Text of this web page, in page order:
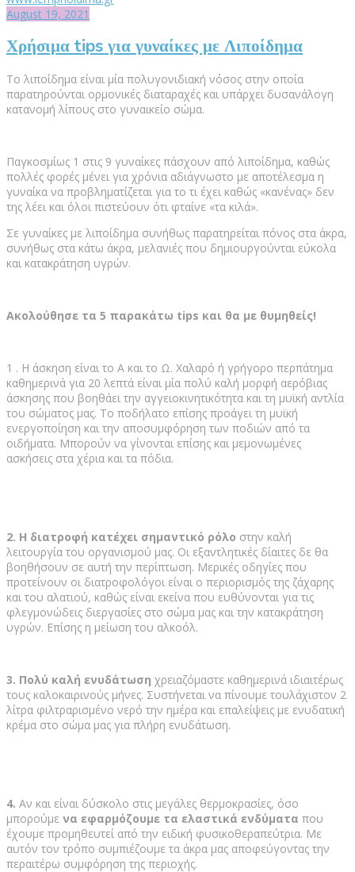
August 19, 2021
Χρήσιμα tips για γυναίκες με Λιποίδημα
Το λιποίδημα είναι μία πολυγονιδιακή νόσος στην οποία
παρατηρούνται ορμονικές διαταραχές και υπάρχει δυσανάλογη
κατανομή λίπους στο γυναικείο σώμα.
Παγκοσμίως 1 στις 9 γυναίκες πάσχουν από λιποίδημα, καθώς
πολλές φορές μένει για χρόνια αδιάγνωστο με αποτέλεσμα η
γυναίκα να προβληματίζεται για το τι έχει καθώς «κανένας» δεν
της λέει και όλοι πιστεύουν ότι φταίνε «τα κιλά».
Σε γυναίκες με λιποίδημα συνήθως παρατηρείται πόνος στα άκρα,
συνήθως στα κάτω άκρα, μελανιές που δημιουργούνται εύκολα
και κατακράτηση υγρών.
Ακολούθησε τα 5 παρακάτω tips και θα με θυμηθείς!
1 . Η άσκηση είναι το Α και το Ω. Χαλαρό ή γρήγορο περπάτημα
καθημερινά για 20 λεπτά είναι μία πολύ καλή μορφή αερόβιας
άσκησης που βοηθάει την αγγειοκινητικότητα και τη μυϊκή αντλία
του σώματος μας. Το ποδήλατο επίσης προάγει τη μυϊκή
ενεργοποίηση και την αποσυμφόρηση των ποδιών από τα
οιδήματα. Μπορούν να γίνονται επίσης και μεμονωμένες
ασκήσεις στα χέρια και τα πόδια.
2. Η διατροφή κατέχει σημαντικό ρόλο στην καλή
λειτουργία του οργανισμού μας. Οι εξαντλητικές δίαιτες δε θα
βοηθήσουν σε αυτή την περίπτωση. Μερικές οδηγίες που
προτείνουν οι διατροφολόγοι είναι ο περιορισμός της ζάχαρης
και του αλατιού, καθώς είναι εκείνα που ευθύνονται για τις
φλεγμονώδεις διεργασίες στο σώμα μας και την κατακράτηση
υγρών. Επίσης η μείωση του αλκοόλ.
3. Πολύ καλή ενυδάτωση χρειαζόμαστε καθημερινά ιδιαιτέρως
τους καλοκαιρινούς μήνες. Συστήνεται να πίνουμε τουλάχιστον 2
λίτρα φιλτραρισμένο νερό την ημέρα και επαλείψεις με ενυδατική
κρέμα στο σώμα μας για πλήρη ενυδάτωση.
4. Αν και είναι δύσκολο στις μεγάλες θερμοκρασίες, όσο
μπορούμε να εφαρμόζουμε τα ελαστικά ενδύματα που
έχουμε προμηθευτεί από την ειδική φυσικοθεραπεύτρια. Με
αυτόν τον τρόπο συμπιέζουμε τα άκρα μας αποφεύγοντας την
περαιτέρω συμφόρηση της περιοχής.